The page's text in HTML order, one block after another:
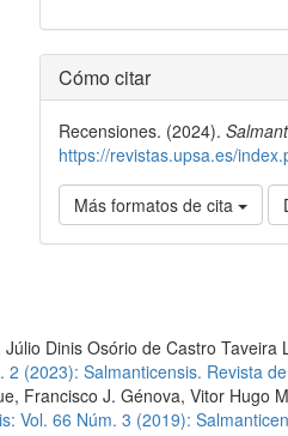
Detalles
del
artículo
Cómo citar
Recensiones. (2024).
https://revistas.upsa.es/
Más formatos de cita
Dinis Osório de Castro Taveira
2 (2023): Salmanticensis. Revista
Francisco J. Génova, Vitor Hugo
Vol. 66 Núm. 3 (2019):